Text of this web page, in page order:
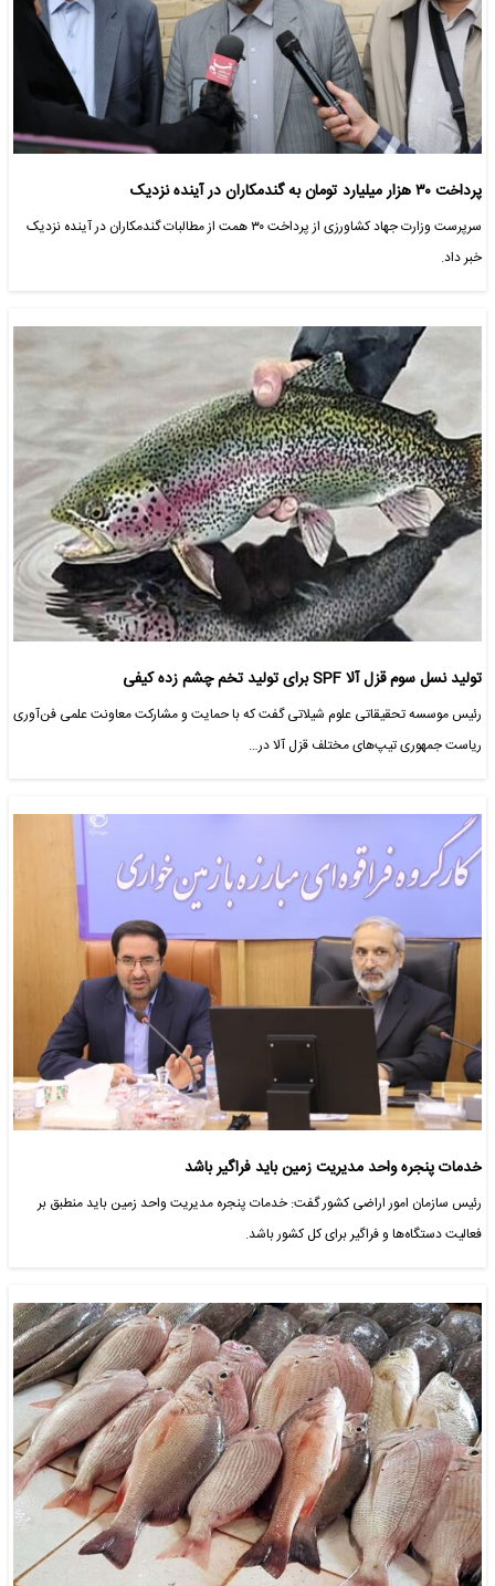
پرداخت ۳۰ هزار میلیارد تومان به گندمکاران در آینده نزدیک
سرپرست وزارت جهاد کشاورزی از پرداخت ۳۰ همت از مطالبات گندمکاران در آینده نزدیک
خبر داد.
تولید نسل سوم قزل آلا SPF برای تولید تخم چشم زده کیفی
رئیس موسسه تحقیقاتی علوم شیلاتی گفت که با حمایت و مشارکت معاونت علمی فن‌آوری
ریاست جمهوری تیپ‌های مختلف قزل آلا در…
خدمات پنجره واحد مدیریت زمین باید فراگیر باشد
رئیس سازمان امور اراضی کشور گفت: خدمات پنجره مدیریت واحد زمین باید منطبق بر
فعالیت دستگاه‌ها و فراگیر برای کل کشور باشد.